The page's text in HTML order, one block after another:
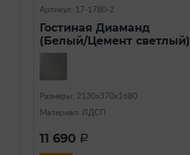
Артикул: 17-1780-2
Гостиная Диаманд
(Белый/Цемент светлый)
Размеры: 2130х370х1680
Материал: ЛДСП
11 690 a